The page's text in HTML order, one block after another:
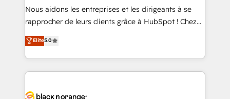
B2B sectors such as manufacturing, SaaS and
business services. We prepare a customized
impact of your digital transformation, including a
detailed financial rationale with a focus on ROI and
embark on a transformational journey that sets your
Nous aidons les entreprises et les dirigeants à se
rapprocher de leurs clients grâce à HubSpot ! Chez
DIGITALISIM, nous avons l'intime conviction que la
réussite des entreprises passe par l’innovation web,
le marketing digital, et la relation client ! C'est
pourquoi, nos experts sont à la fois capables de
référencement, votre stratégie digitale et le pilotage
Elite5.0